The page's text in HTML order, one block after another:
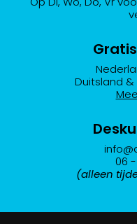
Duitsland &
06
(alleen